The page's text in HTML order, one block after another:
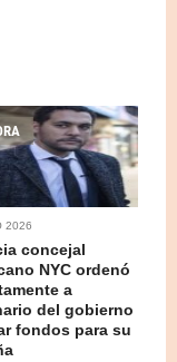
2026
concejal
NYC ordenó
a
del gobierno
fondos para su